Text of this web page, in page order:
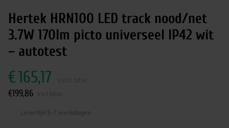
Hertek HRN100 LED track nood/net
3.7W 170lm picto universeel IP42 wit
– autotest
€165,17
€199,86
Levertijd 5-7 werkdagen